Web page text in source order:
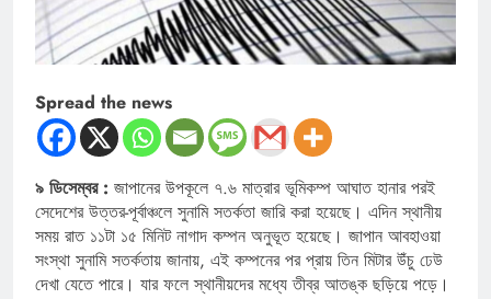
Spread the news
৯ ডিসেম্বর : জাপানের উপকূলে ৭.৬ মাত্রার ভূমিকম্প আঘাত হানার পরই
সেদেশের উত্তর-পূর্বাঞ্চলে সুনামি সতর্কতা জারি করা হয়েছে। এদিন স্থানীয়
সময় রাত ১১টা ১৫ মিনিট নাগাদ কম্পন অনুভূত হয়েছে। জাপান আবহাওয়া
সংস্থা সুনামি সতর্কতায় জানায়, এই কম্পনের পর প্রায় তিন মিটার উঁচু ঢেউ
দেখা যেতে পারে। যার ফলে স্থানীয়দের মধ্যে তীব্র আতঙ্ক ছড়িয়ে পড়ে।